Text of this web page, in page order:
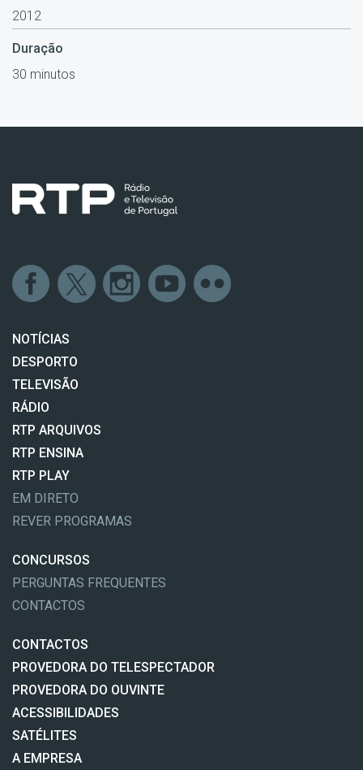
2012
Duração
30 minutos
NOTÍCIAS
DESPORTO
TELEVISÃO
RÁDIO
RTP ARQUIVOS
RTP ENSINA
RTP PLAY
EM DIRETO
REVER PROGRAMAS
CONCURSOS
PERGUNTAS FREQUENTES
CONTACTOS
CONTACTOS
PROVEDORA DO TELESPECTADOR
PROVEDORA DO OUVINTE
ACESSIBILIDADES
SATÉLITES
A EMPRESA